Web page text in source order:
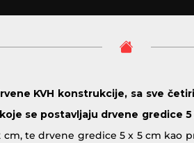
KVH konstrukcije, sa sve
se postavljaju drvene gredice 5
te drvene gredice 5 x 5 cm